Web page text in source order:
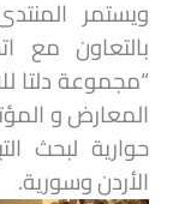
ويستمر
بالتعاون مع
“مجموعة دلتا
المعارض و
حوارية لبحث
الأردن وسورية.